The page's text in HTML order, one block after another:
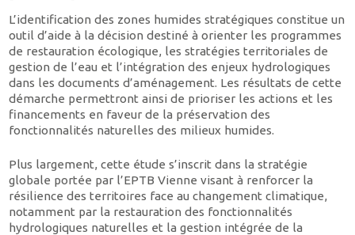
L’identification des zones humides stratégiques constitue un
outil d’aide à la décision destiné à orienter les programmes
de restauration écologique, les stratégies territoriales de
gestion de l’eau et l’intégration des enjeux hydrologiques
dans les documents d’aménagement. Les résultats de cette
démarche permettront ainsi de prioriser les actions et les
financements en faveur de la préservation des
fonctionnalités naturelles des milieux humides.
Plus largement, cette étude s’inscrit dans la stratégie
globale portée par l’EPTB Vienne visant à renforcer la
résilience des territoires face au changement climatique,
notamment par la restauration des fonctionnalités
hydrologiques naturelles et la gestion intégrée de la